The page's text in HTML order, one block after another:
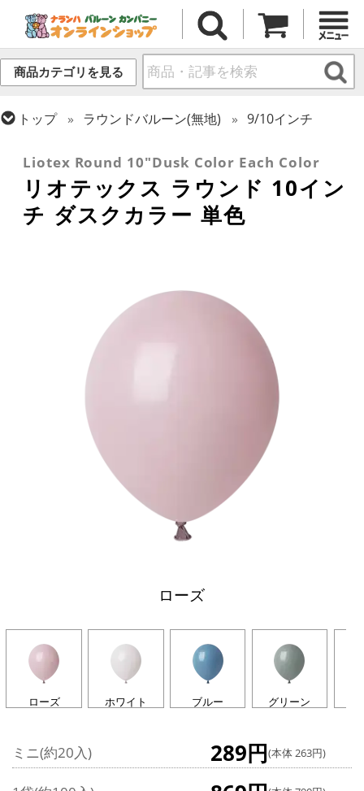
商品カテゴリを見る
トップ ラウンドバルーン(無地)
9/10インチ
Liotex Round 10"Dusk Color Each Color
リオテックス ラウンド 10イン
チ ダスクカラー 単色
ローズ
ローズ ホワイト ブルー グリーン
ミニ(約20入) 289円(本体 263円)